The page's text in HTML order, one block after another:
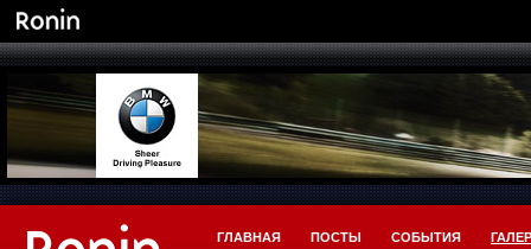
ГЛАВНАЯ ПОСТЫ СОБЫТИЯ